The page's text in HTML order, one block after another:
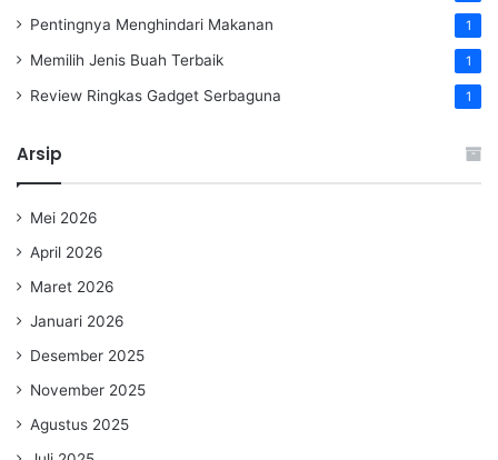
Pentingnya Menghindari Makanan 1
Memilih Jenis Buah Terbaik 1
Review Ringkas Gadget Serbaguna 1
Arsip
Mei 2026
April 2026
Maret 2026
Januari 2026
Desember 2025
November 2025
Agustus 2025